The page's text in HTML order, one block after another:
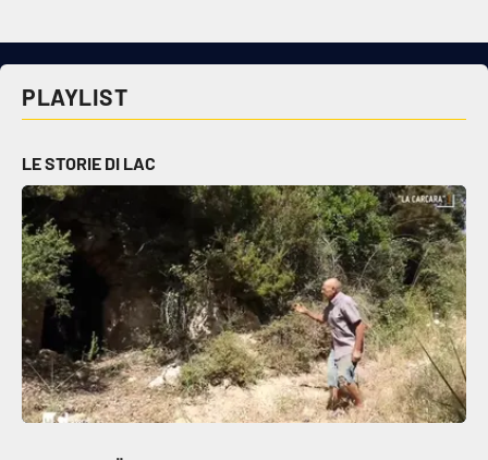
Sanità
Società
Sport
RUBRICHE
Good Morning Vietnam
PLAYLIST
LE STORIE DI LAC